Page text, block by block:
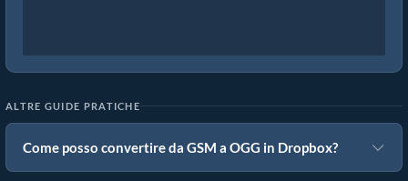
ALTRE GUIDE PRATICHE
Come posso convertire da GSM a OGG in Dropbox?